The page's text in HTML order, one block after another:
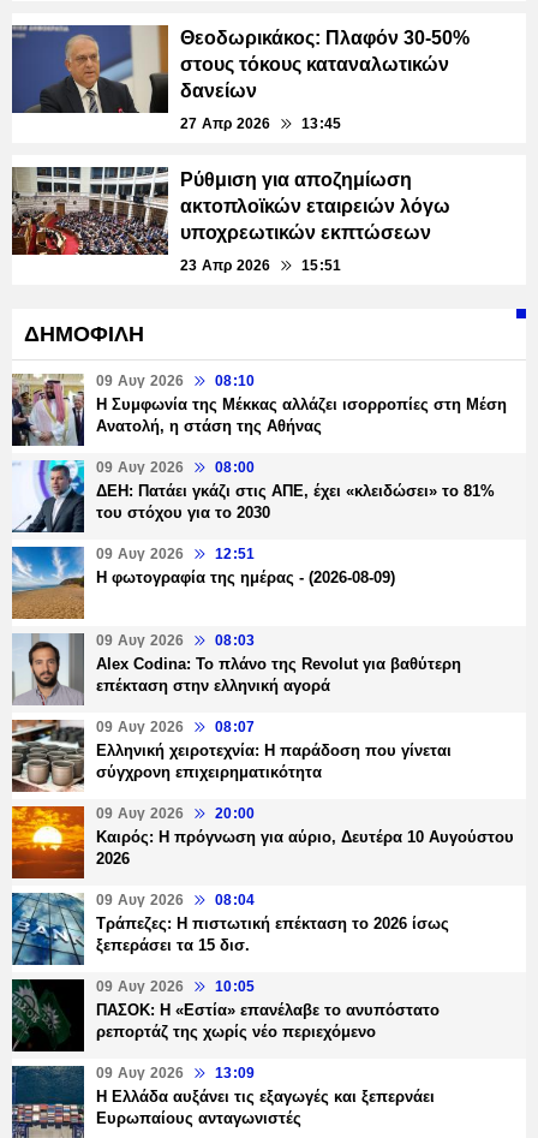
Θεοδωρικάκος: Πλαφόν 30-50%
στους τόκους καταναλωτικών
δανείων
27 Απρ 2026 13:45
Ρύθμιση για αποζημίωση
ακτοπλοϊκών εταιρειών λόγω
υποχρεωτικών εκπτώσεων
23 Απρ 2026 15:51
ΔΗΜΟΦΙΛΗ
09 Αυγ 2026 08:10
Η Συμφωνία της Μέκκας αλλάζει ισορροπίες στη Μέση
Ανατολή, η στάση της Αθήνας
09 Αυγ 2026 08:00
ΔΕΗ: Πατάει γκάζι στις ΑΠΕ, έχει «κλειδώσει» το 81%
του στόχου για το 2030
09 Αυγ 2026 12:51
Η φωτογραφία της ημέρας - (2026-08-09)
09 Αυγ 2026 08:03
Alex Codina: Το πλάνο της Revolut για βαθύτερη
επέκταση στην ελληνική αγορά
09 Αυγ 2026 08:07
Ελληνική χειροτεχνία: Η παράδοση που γίνεται
σύγχρονη επιχειρηματικότητα
09 Αυγ 2026 20:00
Καιρός: Η πρόγνωση για αύριο, Δευτέρα 10 Αυγούστου
2026
09 Αυγ 2026 08:04
Τράπεζες: H πιστωτική επέκταση το 2026 ίσως
ξεπεράσει τα 15 δισ.
09 Αυγ 2026 10:05
ΠΑΣΟΚ: Η «Εστία» επανέλαβε το ανυπόστατο
ρεπορτάζ της χωρίς νέο περιεχόμενο
09 Αυγ 2026 13:09
Η Ελλάδα αυξάνει τις εξαγωγές και ξεπερνάει
Ευρωπαίους ανταγωνιστές